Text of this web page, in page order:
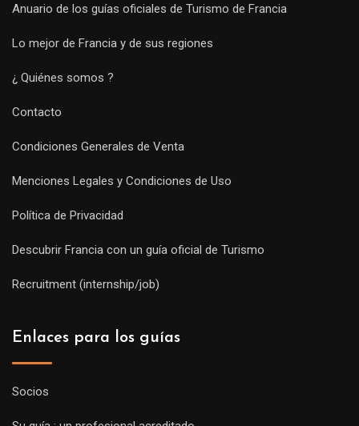
Anuario de los guías oficiales de Turismo de Francia
Lo mejor de Francia y de sus regiones
¿ Quiénes somos ?
Contacto
Condiciones Generales de Venta
Menciones Legales y Condiciones de Uso
Política de Privacidad
Descubrir Francia con un guía oficial de Turismo
Recruitment (internship/job)
Enlaces para los guías
Socios